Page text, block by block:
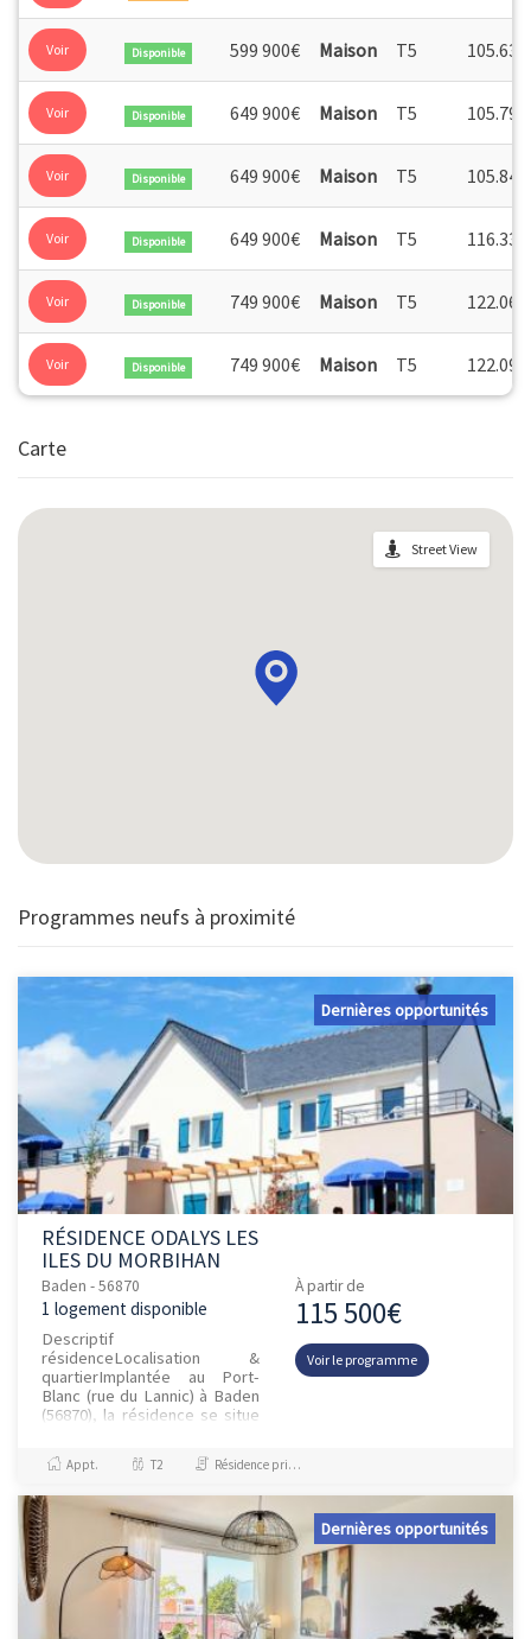
Voir Disponible 599 900€ Maison T5
Voir Disponible 649 900€ Maison T5
Voir Disponible 649 900€ Maison T5
Voir Disponible 649 900€ Maison T5
Voir Disponible 749 900€ Maison T5
Voir Disponible 749 900€ Maison T5
Carte
Street View
Programmes neufs à proximité
Dernières opportunités
RÉSIDENCE ODALYS LES
ILES DU MORBIHAN
Baden - 56870
1 logement disponible
Descriptif
résidenceLocalisation &
quartierImplantée au Port-
Blanc (rue du Lannic) à Baden
(56870), la résidence se situe
l’embarcadère desservant
l’Île aux Moines, la plag...
À partir de
115 500€
Voir le programme
Appt. T2 Résidence principale / PTZ
Dernières opportunités